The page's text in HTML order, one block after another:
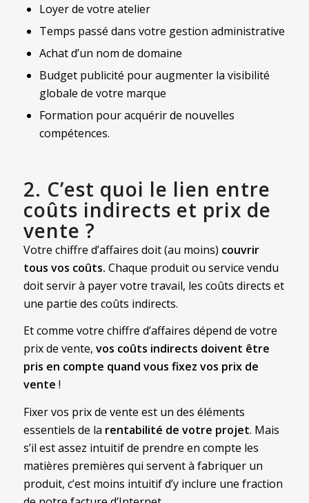
Loyer de votre atelier
Temps passé dans votre gestion administrative
Achat d’un nom de domaine
Budget publicité pour augmenter la visibilité
globale de votre marque
Formation pour acquérir de nouvelles
compétences.
2. C’est quoi le lien entre
coûts indirects et prix de
vente ?
Votre chiffre d’affaires doit (au moins) couvrir
tous vos coûts. Chaque produit ou service vendu
doit servir à payer votre travail, les coûts directs et
une partie des coûts indirects.
Et comme votre chiffre d’affaires dépend de votre
prix de vente, vos coûts indirects doivent être
pris en compte quand vous fixez vos prix de
vente !
Fixer vos prix de vente est un des éléments
essentiels de la rentabilité de votre projet. Mais
s’il est assez intuitif de prendre en compte les
matières premières qui servent à fabriquer un
produit, c’est moins intuitif d’y inclure une fraction